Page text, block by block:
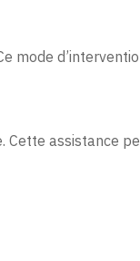
mode
Cette assistance